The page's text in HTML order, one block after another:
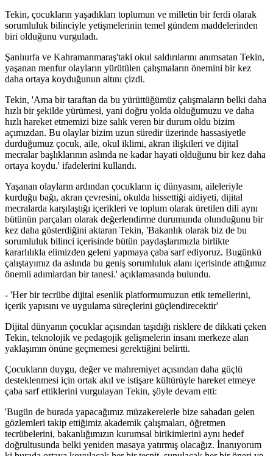
Tekin, çocukların yaşadıkları toplumun ve milletin bir ferdi olarak
sorumluluk bilinciyle yetişmelerinin temel gündem maddelerinden
biri olduğunu vurguladı.
Şanlıurfa ve Kahramanmaraş'taki okul saldırılarını anımsatan Tekin,
yaşanan menfur olayların yürütülen çalışmaların önemini bir kez
daha ortaya koyduğunun altını çizdi.
Tekin, 'Ama bir taraftan da bu yürüttüğümüz çalışmaların belki daha
hızlı bir şekilde yürümesi, yani doğru yolda olduğumuzu ve daha
hızlı hareket etmemizi bize salık veren bir durum oldu bizim
açımızdan. Bu olaylar bizim uzun süredir üzerinde hassasiyetle
durduğumuz çocuk, aile, okul iklimi, akran ilişkileri ve dijital
mecralar başlıklarının aslında ne kadar hayati olduğunu bir kez daha
ortaya koydu.' ifadelerini kullandı.
Yaşanan olayların ardından çocukların iç dünyasını, aileleriyle
kurduğu bağı, akran çevresini, okulda hissettiği aidiyeti, dijital
mecralarda karşılaştığı içerikleri ve toplum olarak üretilen dili aynı
bütünün parçaları olarak değerlendirme durumunda olunduğunu bir
kez daha gösterdiğini aktaran Tekin, 'Bakanlık olarak biz de bu
sorumluluk bilinci içerisinde bütün paydaşlarımızla birlikte
kararlılıkla elimizden geleni yapmaya çaba sarf ediyoruz. Bugünkü
çalıştayımız da aslında bu geniş sorumluluk alanı içerisinde attığımız
önemli adımlardan bir tanesi.' açıklamasında bulundu.
- 'Her bir tecrübe dijital esenlik platformumuzun etik temellerini,
içerik yapısını ve uygulama süreçlerini güçlendirecektir'
Dijital dünyanın çocuklar açısından taşıdığı risklere de dikkati çeken
Tekin, teknolojik ve pedagojik gelişmelerin insanı merkeze alan
yaklaşımın önüne geçmemesi gerektiğini belirtti.
Çocukların duygu, değer ve mahremiyet açısından daha güçlü
desteklenmesi için ortak akıl ve istişare kültürüyle hareket etmeye
çaba sarf ettiklerini vurgulayan Tekin, şöyle devam etti:
'Bugün de burada yapacağımız müzakerelerle bize sahadan gelen
gözlemleri takip ettiğimiz akademik çalışmaları, öğretmen
tecrübelerini, bakanlığımızın kurumsal birikimlerini aynı hedef
doğrultusunda belki yeniden masaya yatırmış olacağız. İnanıyorum